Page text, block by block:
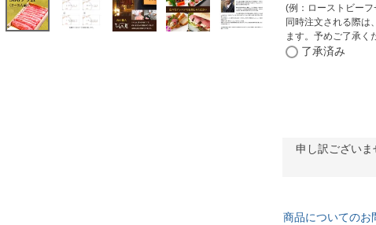
)
(例：ローストビー
同時注文される際は
ます。予めご了承く
了承済み
申し訳ござい
商品についてのお